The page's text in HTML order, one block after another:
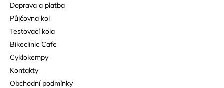
Doprava a platba
Půjčovna kol
Testovací kola
Bikeclinic Cafe
Cyklokempy
Kontakty
Obchodní podmínky